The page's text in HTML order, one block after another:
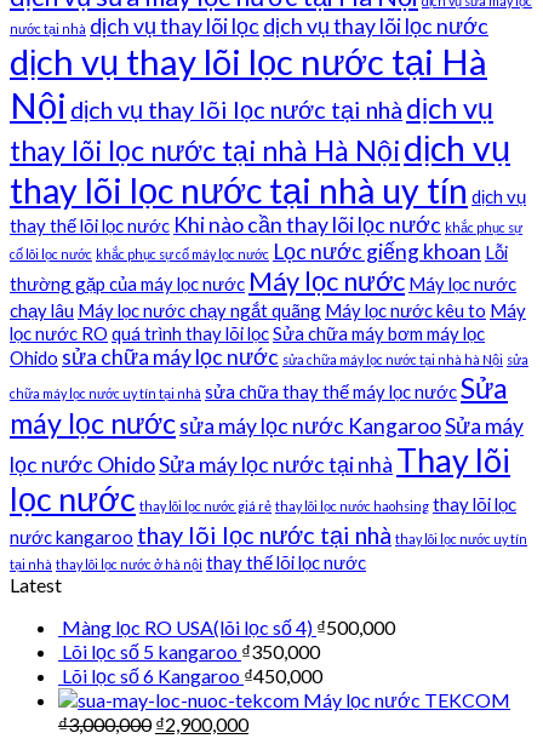
nước tại nhà dịch vụ thay lõi lọc dịch vụ thay lõi lọc nước
dịch vụ thay lõi lọc nước tại Hà
Nội dịch vụ thay lõi lọc nước tại nhà dịch vụ
thay lõi lọc nước tại nhà Hà Nộidịch vụ
thay lõi lọc nước tại nhà uy tín dịch vụ
thay thế lõi lọc nước Khi nào cần thay lõi lọc nước khắc phục sự
cố lõi lọc nước khắc phục sự cố máy lọc nước Lọc nước giếng khoan Lỗi
thường gặp của máy lọc nước Máy lọc nước Máy lọc nước
chạy lâu Máy lọc nước chạy ngắt quãng Máy lọc nước kêu to Máy
lọc nước RO quá trình thay lõi lọcSửa chữa máy bơm máy lọc
Ohido sửa chữa máy lọc nước sửa chữa máy lọc nước tại nhà hà Nội sửa
chữa máy lọc nước uy tín tại nhà sửa chữa thay thế máy lọc nướcSửa
máy lọc nướcsửa máy lọc nước KangarooSửa máy
lọc nước OhidoSửa máy lọc nước tại nhà Thay lõi
lọc nước thay lõi lọc nước giá rẻ thay lõi lọc nước haohsing thay lõi lọc
nước kangaroo thay lõi lọc nước tại nhà thay lõi lọc nước uy tín
tại nhà thay lõi lọc nước ở hà nội thay thế lõi lọc nước
Latest
Màng lọc RO USA(lõi lọc số 4) ₫500,000
Lõi lọc số 5 kangaroo ₫350,000
Lõi lọc số 6 Kangaroo ₫450,000
Máy lọc nước TEKCOM
₫3,000,000 ₫2,900,000